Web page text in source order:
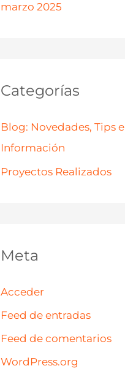
marzo 2025
Categorías
Blog: Novedades, Tips e
Información
Proyectos Realizados
Meta
Acceder
Feed de entradas
Feed de comentarios
WordPress.org